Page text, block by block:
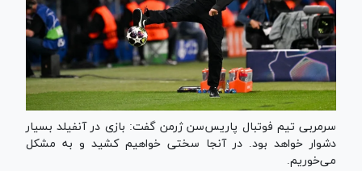
سرمربی تیم فوتبال پاریس‌سن ژرمن گفت: بازی در آنفیلد بسیار
دشوار خواهد بود. در آنجا سختی خواهیم کشید و به مشکل
می‌خوریم.